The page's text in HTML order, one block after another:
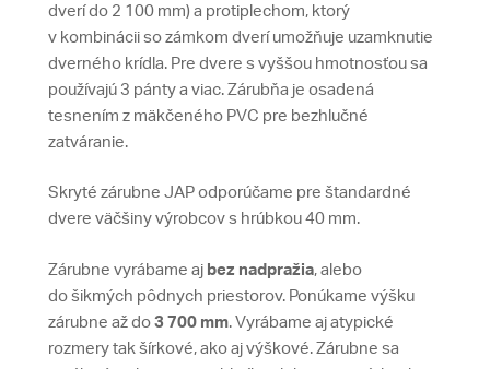
dverí do 2 100 mm) a protiplechom, ktorý
v kombinácii so zámkom dverí umožňuje uzamknutie
dverného krídla. Pre dvere s vyššou hmotnosťou sa
používajú 3 pánty a viac. Zárubňa je osadená
tesnením z mäkčeného PVC pre bezhlučné
zatváranie.
Skryté zárubne JAP odporúčame pre štandardné
dvere väčšiny výrobcov s hrúbkou 40 mm.
Zárubne vyrábame aj bez nadpražia, alebo
do šikmých pôdnych priestorov. Ponúkame výšku
zárubne až do 3 700 mm. Vyrábame aj atypické
rozmery tak šírkové, ako aj výškové. Zárubne sa